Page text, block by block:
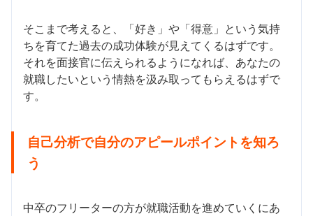
そこまで考えると、「好き」や「得意」という気持
ちを育てた過去の成功体験が見えてくるはずです。
それを面接官に伝えられるようになれば、あなたの
就職したいという情熱を汲み取ってもらえるはずで
す。
自己分析で自分のアピールポイントを知ろ
う
中卒のフリーターの方が就職活動を進めていくにあ